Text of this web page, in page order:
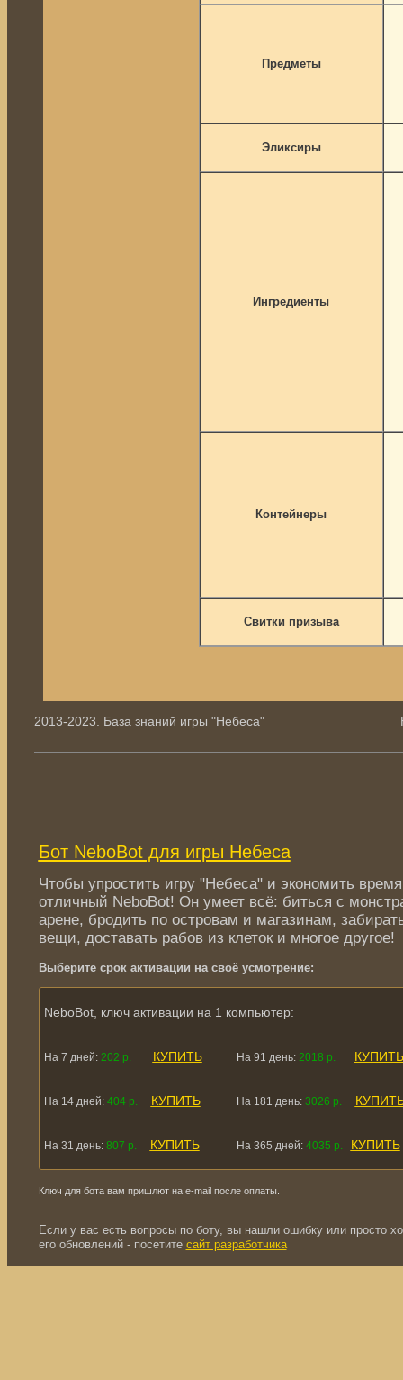
Предметы
Эликсиры
Ингредиенты
Контейнеры
Свитки призыва
2013-2023. База знаний игры "Небеса"
Бот NeboBot для игры Небеса
Чтобы упростить игру "Небеса" и экономить
отличный NeboBot! Он умеет всё: биться с
арене, бродить по островам и магазинам,
вещи, доставать рабов из клеток и многое другое!
Выберите срок активации на своё усмотрение:
NeboBot, ключ активации на 1 компьютер:
На 7 дней: 202 р. КУПИТЬ На 91 день: 2018 р. КУПИТЬ
На 14 дней: 404 р. КУПИТЬ На 181 день: 3026 р.
На 31 день: 807 р. КУПИТЬ На 365 дней: 4035 р. КУПИТЬ
Ключ для бота вам пришлют на e-mail после оплаты.
Если у вас есть вопросы по боту, вы нашли ошибку или просто
его обновлений - посетите сайт разработчика